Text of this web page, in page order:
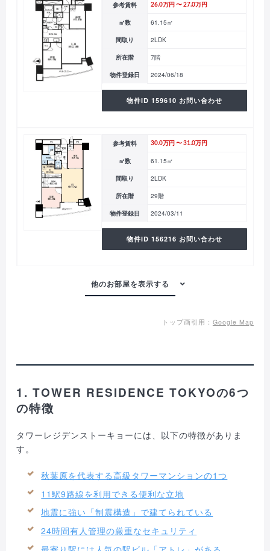
参考賃料 26.0万円 〜 27.0万円
㎡数 61.15㎡
間取り 2LDK
所在階 7階
物件登録日 2024/06/18
物件ID 159610 お問い合わせ
参考賃料 30.0万円 〜 31.0万円
㎡数 61.15㎡
間取り 2LDK
所在階 29階
物件登録日 2024/03/11
物件ID 156216 お問い合わせ
トップ画引用： Google Map
1. TOWER RESIDENCE TOKYOの6つ
の特徴
タワーレジデンストーキョーには、以下の特徴がありま
す。
秋葉原を代表する高級タワーマンションの1つ
11駅9路線を利用できる便利な立地
地震に強い「制震構造」で建てられている
24時間有人管理の厳重なセキュリティ